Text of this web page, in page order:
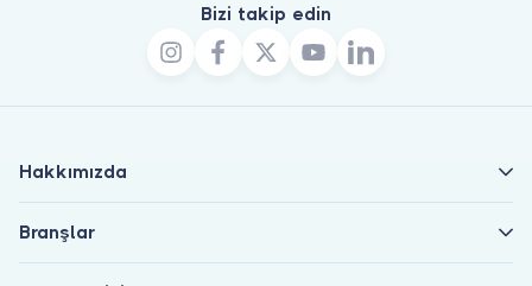
Bizi takip edin
Hakkımızda
Branşlar